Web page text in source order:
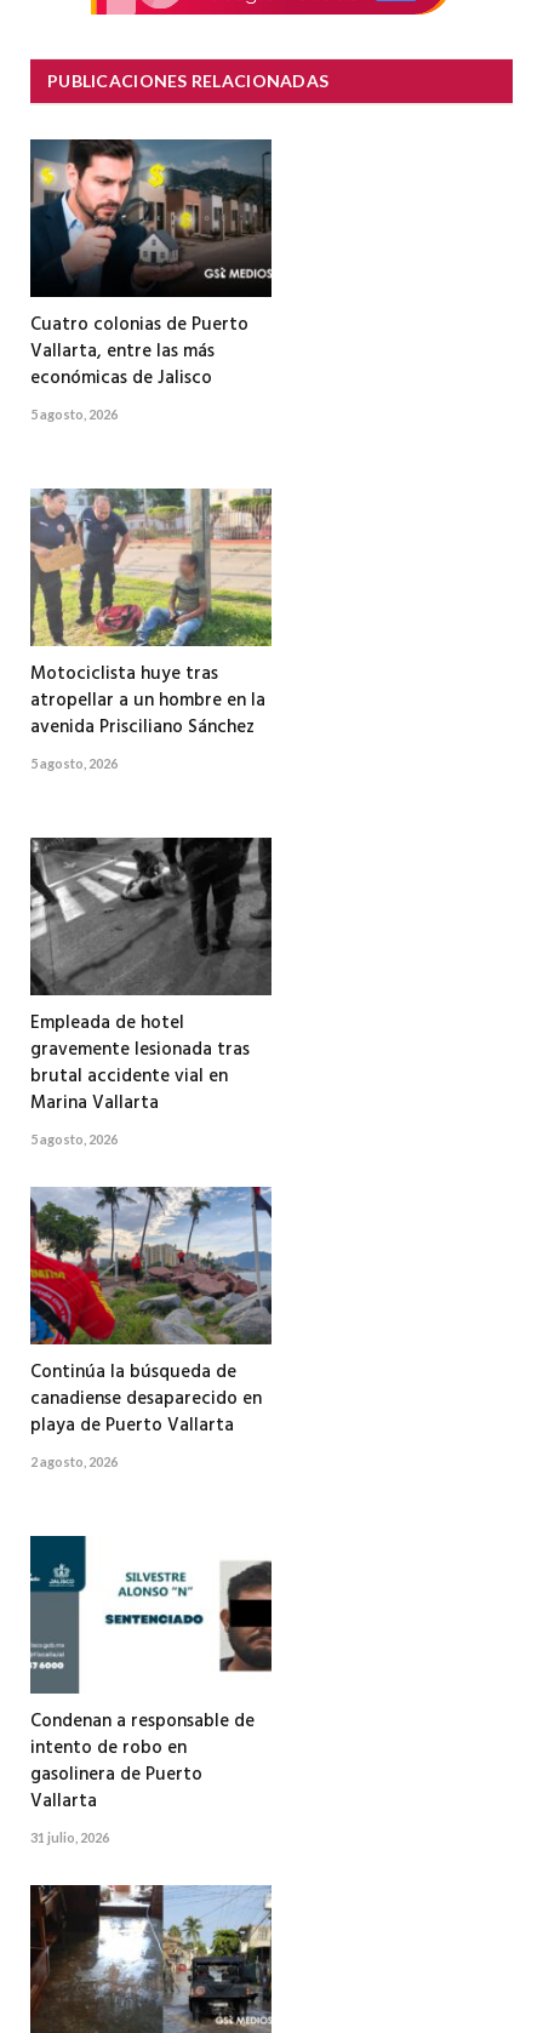
PUBLICACIONES RELACIONADAS
Cuatro colonias de Puerto
Vallarta, entre las más
económicas de Jalisco
5 agosto, 2026
Motociclista huye tras
atropellar a un hombre en la
avenida Prisciliano Sánchez
5 agosto, 2026
Empleada de hotel
gravemente lesionada tras
brutal accidente vial en
Marina Vallarta
5 agosto, 2026
Continúa la búsqueda de
canadiense desaparecido en
playa de Puerto Vallarta
2 agosto, 2026
Condenan a responsable de
intento de robo en
gasolinera de Puerto
Vallarta
31 julio, 2026